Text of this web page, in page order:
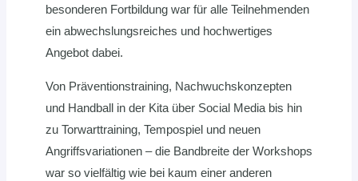
besonderen Fortbildung war für alle Teilnehmenden
ein abwechslungsreiches und hochwertiges
Angebot dabei.
Von Präventionstraining, Nachwuchskonzepten
und Handball in der Kita über Social Media bis hin
zu Torwarttraining, Tempospiel und neuen
Angriffsvariationen – die Bandbreite der Workshops
war so vielfältig wie bei kaum einer anderen